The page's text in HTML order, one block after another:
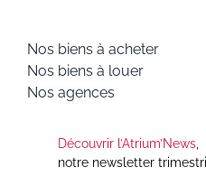
Nos biens à acheter
Nos biens à louer
Nos agences
Découvrir l’Atrium’News,
notre newsletter